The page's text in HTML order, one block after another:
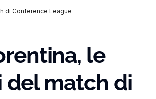
di Conference League
le
match di